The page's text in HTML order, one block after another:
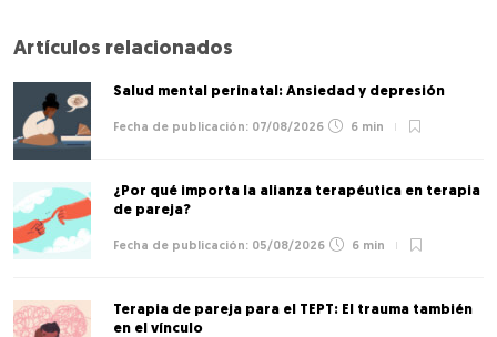
Artículos relacionados
Salud mental perinatal: Ansiedad y depresión
07/08/2026 6 min
¿Por qué importa la alianza terapéutica en terapia
de pareja?
05/08/2026 6 min
Terapia de pareja para el TEPT: El trauma también
en el vínculo